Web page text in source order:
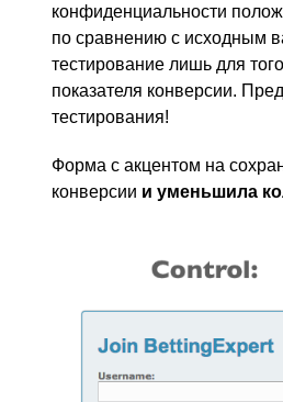
конфиденциальности
по сравнению с исходным
тестирование лишь для
показателя конверсии.
тестирования!
Форма с акцентом на
конверсии и уменьшила